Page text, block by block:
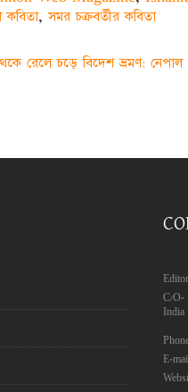
কবিতা,সমর চক্রবর্তীর কবিতা
রেলে চড়ে বিদেশ ভ্রমণ:
C/O-
India
E-